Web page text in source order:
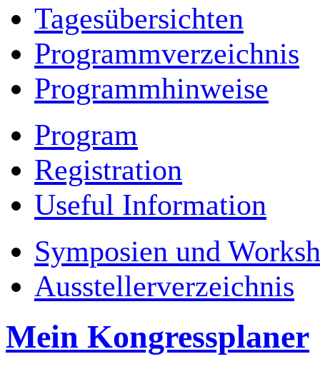
Tagesübersichten
Programmverzeichnis
Programmhinweise
Program
Registration
Useful Information
Symposien und
Ausstellerverzeichnis
Mein Kongressplaner